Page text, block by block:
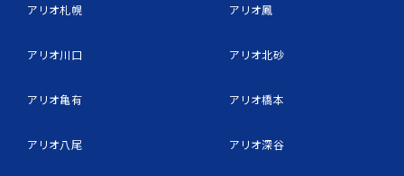
アリオ札幌
アリオ川口
アリオ亀有
アリオ八尾
アリオ鳳
アリオ北砂
アリオ橋本
アリオ深谷